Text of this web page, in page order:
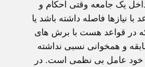
يک جامعه وقتی احکام و
با نيازها فاصله داشته باشد يا
در قواعد هست با برش های
و همخوانی نسبی نداشته
خود عامل بی نظمی است. در